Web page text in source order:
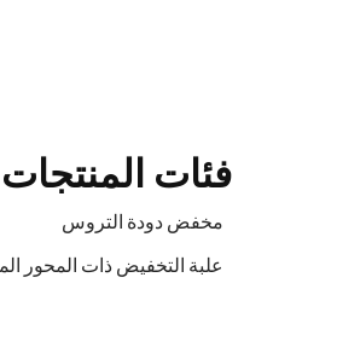
فئات
مخفض دودة التروس
علبة التخفيض ذات المحور